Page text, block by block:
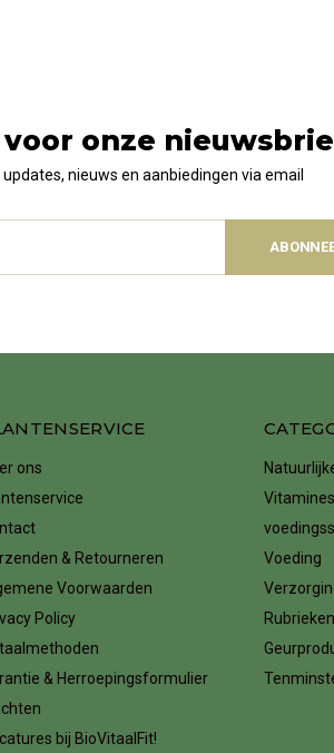
voor onze
nieuws en aanbiedingen via email
ons
& Retourneren
Voorwaarden
Policy
& Herroepingsformulier
bij BioVitaalFit!
Voeding
Rubrieken